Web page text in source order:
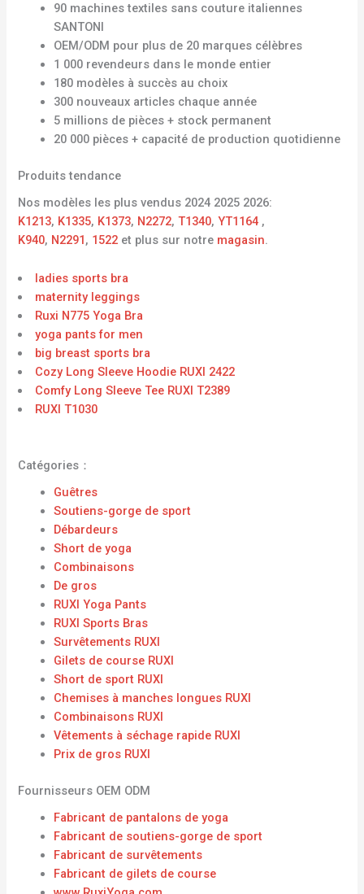
90 machines textiles sans couture italiennes
SANTONI
OEM/ODM pour plus de 20 marques célèbres
1 000 revendeurs dans le monde entier
180 modèles à succès au choix
300 nouveaux articles chaque année
5 millions de pièces + stock permanent
20 000 pièces + capacité de production quotidienne
Produits tendance
Nos modèles les plus vendus 2024 2025 2026:
K1213, K1335, K1373, N2272,T1340,YT1164 ,
K940, N2291, 1522 et plus sur notre magasin.
ladies sports bra
maternity leggings
Ruxi N775 Yoga Bra
yoga pants for men
big breast sports bra
Cozy Long Sleeve Hoodie RUXI 2422
Comfy Long Sleeve Tee RUXI T2389
RUXI T1030
Catégories：
Guêtres
Soutiens-gorge de sport
Débardeurs
Short de yoga
Combinaisons
De gros
RUXI Yoga Pants
RUXI Sports Bras
Survêtements RUXI
Gilets de course RUXI
Short de sport RUXI
Chemises à manches longues RUXI
Combinaisons RUXI
Vêtements à séchage rapide RUXI
Prix ​​de gros RUXI
Fournisseurs OEM ODM
Fabricant de pantalons de yoga
Fabricant de soutiens-gorge de sport
Fabricant de survêtements
Fabricant de gilets de course